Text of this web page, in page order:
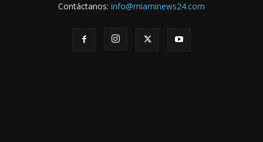
Contáctanos: info@miaminews24.com